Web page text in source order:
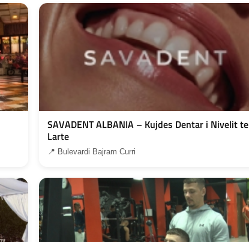
SAVADENT ALBANIA – Kujdes Dentar i Nivelit te
Larte
📍 Bulevardi Bajram Curri